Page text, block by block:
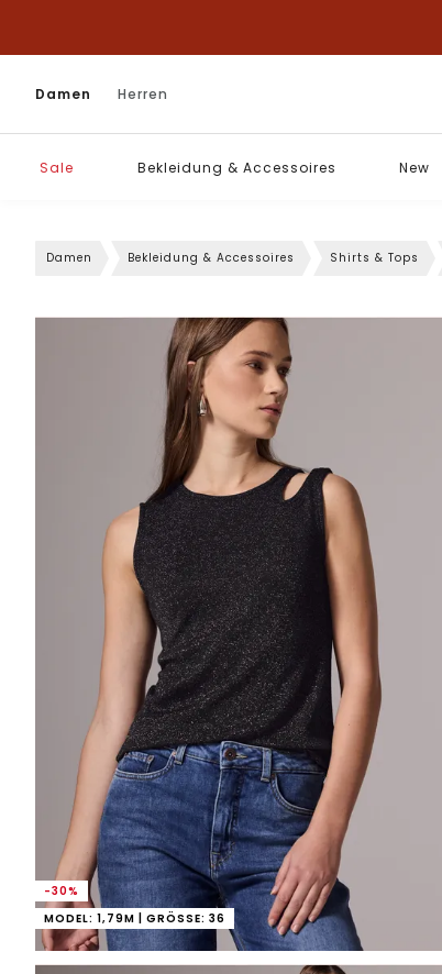
Damen Herren
Sale Bekleidung & Accessoires New
Damen Bekleidung & Accessoires Shirts & Tops
-30%
MODEL: 1,79M | GRÖSSE: 36